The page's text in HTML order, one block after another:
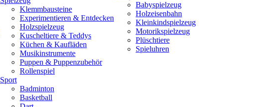
Klemmbausteine
Experimentieren & Entdecken
Holzspielzeug
Kuscheltiere & Teddys
Küchen & Kaufläden
Musikinstrumente
Puppen & Puppenzubehör
Rollenspiel
Sport
Badminton
Basketball
Babyspielzeug
Holzeisenbahn
Kleinkindspielzeug
Motorikspielzeug
Plüschtiere
Spieluhren